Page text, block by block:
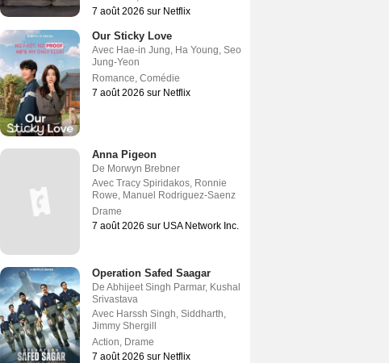
7 août 2026 sur Netflix
Our Sticky Love
Avec Hae-in Jung, Ha Young, Seo
Jung-Yeon
Romance, Comédie
7 août 2026 sur Netflix
Anna Pigeon
De Morwyn Brebner
Avec Tracy Spiridakos, Ronnie
Rowe, Manuel Rodriguez-Saenz
Drame
7 août 2026 sur USA Network Inc.
Operation Safed Saagar
De Abhijeet Singh Parmar, Kushal
Srivastava
Avec Harssh Singh, Siddharth,
Jimmy Shergill
Action, Drame
7 août 2026 sur Netflix